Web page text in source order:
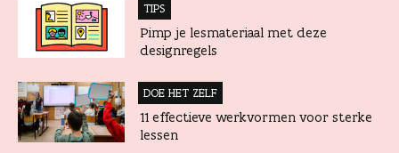
TIPS
Pimp je lesmateriaal met deze
designregels
DOE HET ZELF
11 effectieve werkvormen voor sterke
lessen